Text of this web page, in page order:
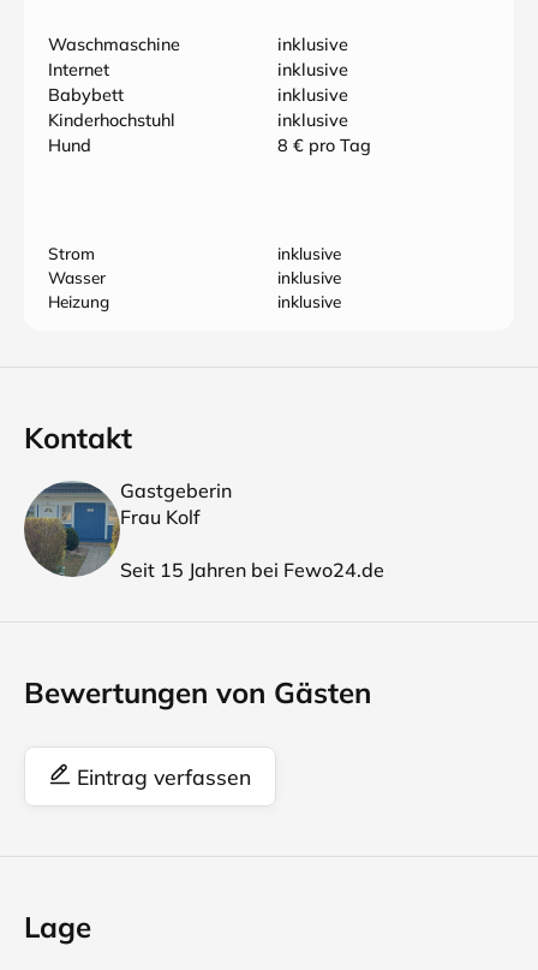
Waschmaschine
inklusive
Internet
inklusive
Babybett
inklusive
Kinderhochstuhl
inklusive
Hund
8 € pro Tag
Strom
inklusive
Wasser
inklusive
Heizung
inklusive
Kontakt
Gastgeberin
Frau Kolf
Seit 15 Jahren bei Fewo24.de
Bewertungen von Gästen
Eintrag verfassen
Lage